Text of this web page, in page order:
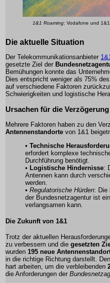
1&1 Roaming: Vodafone und
Die aktuelle Situation
Der Telekommunikationsanbieter
gesetzte Ziel der
Bemühungen konnte das
Dies entspricht weniger als 75%
auf verschiedene Faktoren
Schwierigkeiten und logistische
Ursachen für die Verzögerung
Mehrere Faktoren haben zu den
Antennenstandorte von 1&1
• Technische
erfordert komplexe
Durchführung benötigt.
• Logistische Hindernisse:
Antennen kann durch
werden.
• Regulatorische Hürden: Die
der Bundesnetzagentur ist
verlangsamen kann.
Die Zukunft von 1&1
Trotz der aktuellen
zu verbessern und die gesetzten
wurden 195 neue
in die richtige Richtung darstellt.
hart arbeiten, um die verbleibenden
die Anforderungen der